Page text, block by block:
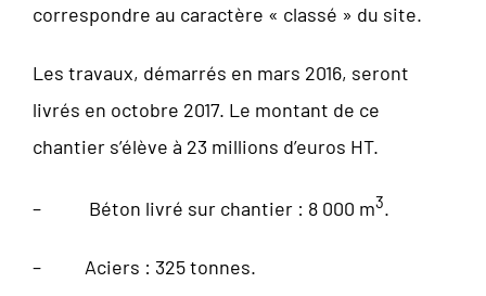
correspondre au caractère « classé » du site.
Les travaux, démarrés en mars 2016, seront
livrés en octobre 2017. Le montant de ce
chantier s’élève à 23 millions d’euros HT.
– Béton livré sur chantier : 8 000 m3.
– Aciers : 325 tonnes.